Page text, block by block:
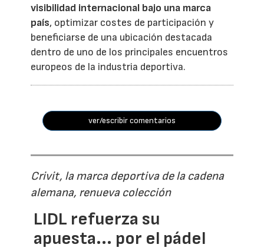
visibilidad internacional bajo una marca
país, optimizar costes de participación y
beneficiarse de una ubicación destacada
dentro de uno de los principales encuentros
europeos de la industria deportiva.
ver/escribir comentarios
Crivit, la marca deportiva de la cadena
alemana, renueva colección
LIDL refuerza su
apuesta... por el pádel